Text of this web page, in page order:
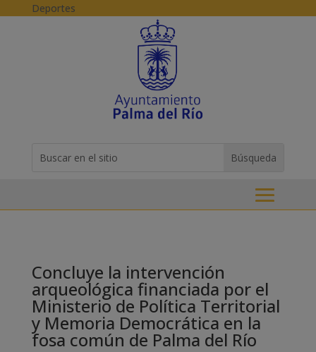
Skip to content
Deportes
for...
Concluye la intervención
arqueológica financiada por el
Ministerio de Política Territorial
y Memoria Democrática en la
fosa común de Palma del Río